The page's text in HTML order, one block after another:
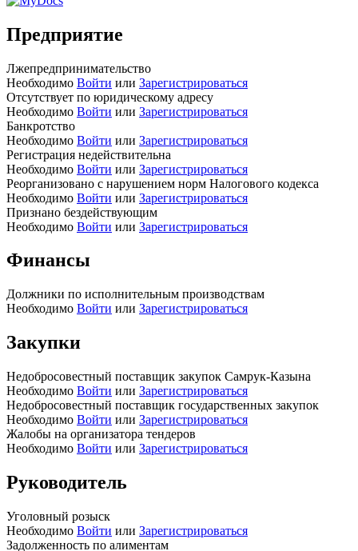
Предприятие
Лжепредпринимательство
Необходимо Войти или Зарегистрироваться
Отсутствует по юридическому адресу
Необходимо Войти или Зарегистрироваться
Банкротство
Необходимо Войти или Зарегистрироваться
Регистрация недействительна
Необходимо Войти или Зарегистрироваться
Реорганизовано с нарушением норм Налогового кодекса
Необходимо Войти или Зарегистрироваться
Признано бездействующим
Необходимо Войти или Зарегистрироваться
Финансы
Должники по исполнительным производствам
Необходимо Войти или Зарегистрироваться
Закупки
Недобросовестный поставщик закупок Самрук-Казына
Необходимо Войти или Зарегистрироваться
Недобросовестный поставщик государственных закупок
Необходимо Войти или Зарегистрироваться
Жалобы на организатора тендеров
Необходимо Войти или Зарегистрироваться
Руководитель
Уголовный розыск
Необходимо Войти или Зарегистрироваться
Задолженность по алиментам